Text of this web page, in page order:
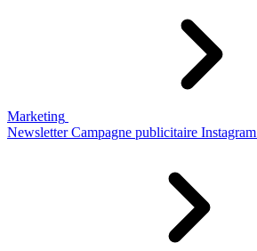
Marketing
Newsletter Campagne publicitaire Instagram